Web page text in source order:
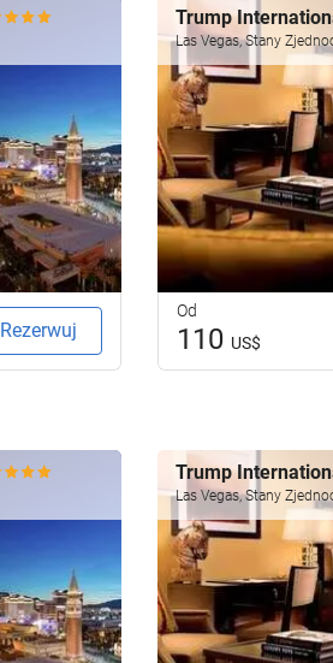
Rezerwuj
Trump
Las Vegas, Stany
Od
110 US$
Trump
Las Vegas, Stany